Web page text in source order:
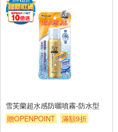
雪芙蘭超水感防曬噴霧-防水型
贈OPENPOINT
滿額9折